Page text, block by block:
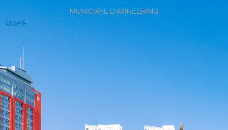
MUNICIPAL ENGINEERING
MORE